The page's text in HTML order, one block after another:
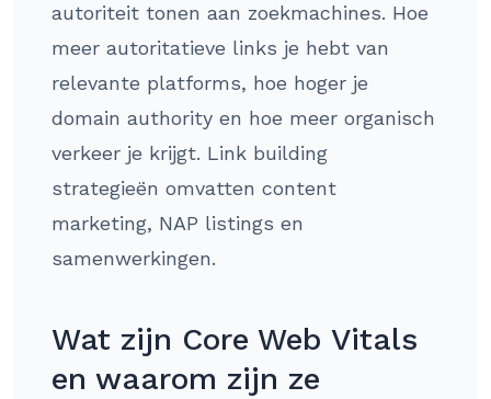
autoriteit tonen aan zoekmachines. Hoe
meer autoritatieve links je hebt van
relevante platforms, hoe hoger je
domain authority en hoe meer organisch
verkeer je krijgt. Link building
strategieën omvatten content
marketing, NAP listings en
samenwerkingen.
Wat zijn Core Web Vitals
en waarom zijn ze